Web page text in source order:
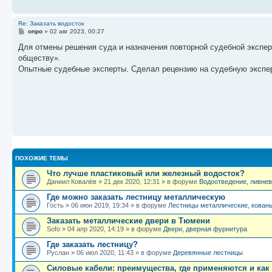
Re: Заказать водосток
С
о
щ
е
onpo» 02 авг 2023, 00:27
Для отмены решения суда и назначения повторной судебной
обществу».
Опытные судебные эксперты. Сделал рецензию на судебную
ПОХОЖИЕ ТЕМЫ
Что лучше пластиковый или железный водосток?
Даниил Ковалёв » 21 дек 2020, 12:31 » в форуме Водоотведение,
Где можно заказать лестницу металлическую
Гость » 06 июн 2019, 19:34 » в форуме Лестницы металлические,
Заказать металлические двери в Тюмени
Sofo » 04 апр 2020, 14:19 » в форуме Двери, дверная фурнитура
Где заказать лестницу?
Руслан » 06 июл 2020, 11:43 » в форуме Деревянные лестницы
Силовые кабели: преимущества, где применяются и как